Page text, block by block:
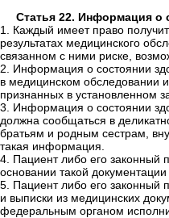
Статья 22. Информация о
1. Каждый имеет право
результатах медицинского
связанном с ними риске,
2. Информация о состоянии
в медицинском обследовании
признанных в установленном
3. Информация о состоянии
должна сообщаться в
братьям и родным сестрам,
такая информация.
4. Пациент либо его законный
основании такой
5. Пациент либо его законный
и выписки из медицинских
федеральным органом